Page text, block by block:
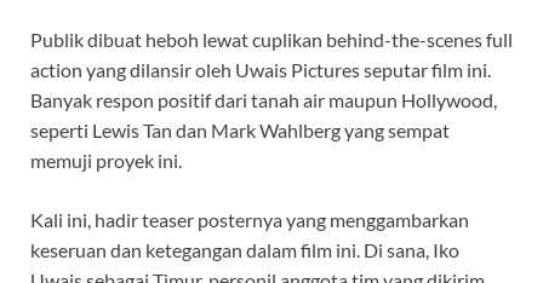
Publik dibuat heboh lewat cuplikan behind-the-scenes full
action yang dilansir oleh Uwais Pictures seputar film ini.
Banyak respon positif dari tanah air maupun Hollywood,
seperti Lewis Tan dan Mark Wahlberg yang sempat
memuji proyek ini.
Kali ini, hadir teaser posternya yang menggambarkan
keseruan dan ketegangan dalam film ini. Di sana, Iko